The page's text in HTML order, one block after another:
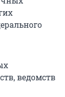
ведомств